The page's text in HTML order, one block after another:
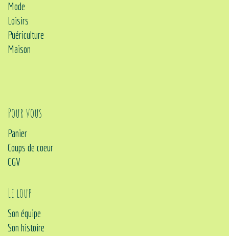
Mode
Loisirs
Puériculture
Maison
Pour vous
Panier
Coups de coeur
CGV
Le loup
Son équipe
Son histoire